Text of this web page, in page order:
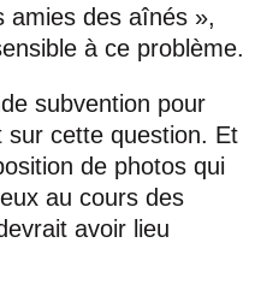
amies des aînés »,
à ce problème.
subvention pour
cette question. Et
de photos qui
au cours des
avoir lieu